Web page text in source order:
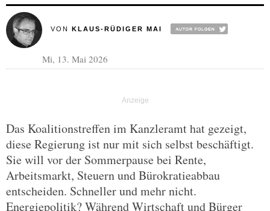
VON KLAUS-RÜDIGER MAI
Mi, 13. Mai 2026
Das Koalitionstreffen im Kanzleramt hat gezeigt,
diese Regierung ist nur mit sich selbst beschäftigt.
Sie will vor der Sommerpause bei Rente,
Arbeitsmarkt, Steuern und Bürokratieabbau
entscheiden. Schneller und mehr nicht.
Energiepolitik? Während Wirtschaft und Bürger